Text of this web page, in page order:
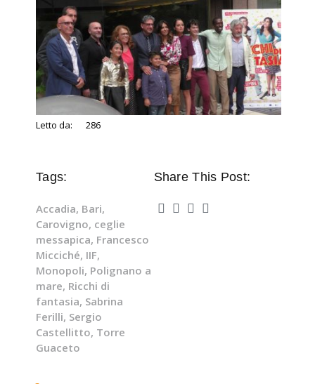
Letto da: 286
Tags:
Accadia, Bari,
Carovigno, ceglie
messapica, Francesco
Micciché, IIF,
Monopoli, Polignano a
mare, Ricchi di
fantasia, Sabrina
Ferilli, Sergio
Castellitto, Torre
Guaceto
Share This Post: